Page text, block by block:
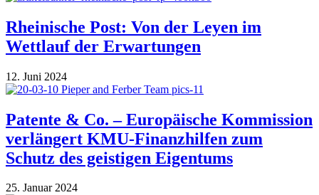
Rheinische Post: Von der Leyen im
Wettlauf der Erwartungen
12. Juni 2024
Patente & Co. – Europäische Kommission
verlängert KMU-Finanzhilfen zum
Schutz des geistigen Eigentums
25. Januar 2024